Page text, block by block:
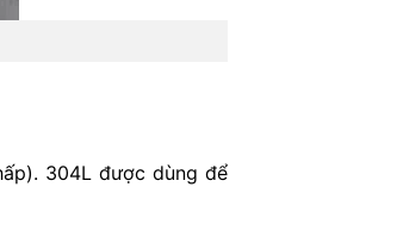
304L được dùng để